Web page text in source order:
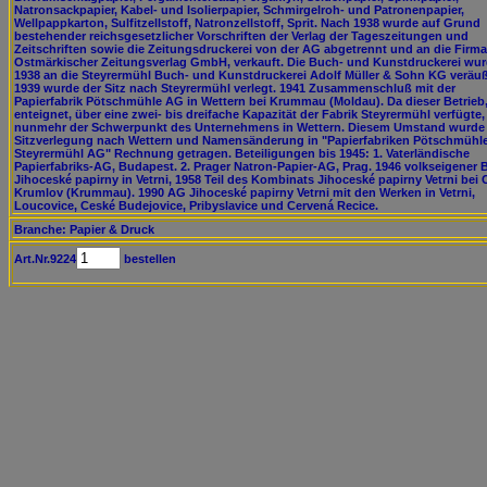
Natronsackpapier, Kabel- und Isolierpapier, Schmirgelroh- und Patronenpapier,
Wellpappkarton, Sulfitzellstoff, Natronzellstoff, Sprit. Nach 1938 wurde auf Grund
bestehender reichsgesetzlicher Vorschriften der Verlag der Tageszeitungen und
Zeitschriften sowie die Zeitungsdruckerei von der AG abgetrennt und an die Firma
Ostmärkischer Zeitungsverlag GmbH, verkauft. Die Buch- und Kunstdruckerei
1938 an die Steyrermühl Buch- und Kunstdruckerei Adolf Müller & Sohn KG
1939 wurde der Sitz nach Steyrermühl verlegt. 1941 Zusammenschluß mit der
Papierfabrik Pötschmühle AG in Wettern bei Krummau (Moldau). Da dieser
enteignet, über eine zwei- bis dreifache Kapazität der Fabrik Steyrermühl verfügte,
nunmehr der Schwerpunkt des Unternehmens in Wettern. Diesem Umstand
Sitzverlegung nach Wettern und Namensänderung in "Papierfabriken
Steyrermühl AG" Rechnung getragen. Beteiligungen bis 1945: 1. Vaterländische
Papierfabriks-AG, Budapest. 2. Prager Natron-Papier-AG, Prag. 1946 volkseigener
Jihoceské papirny in Vetrni, 1958 Teil des Kombinats Jihoceské papirny Vetrni bei
Krumlov (Krummau). 1990 AG Jihoceské papirny Vetrni mit den Werken in Vetrni,
Loucovice, Ceské Budejovice, Pribyslavice und Cervená Recice.
Branche: Papier & Druck
Art.Nr.9224 bestellen